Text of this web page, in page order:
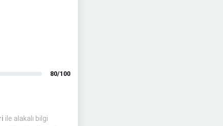
80/100
ile alakalı bilgi